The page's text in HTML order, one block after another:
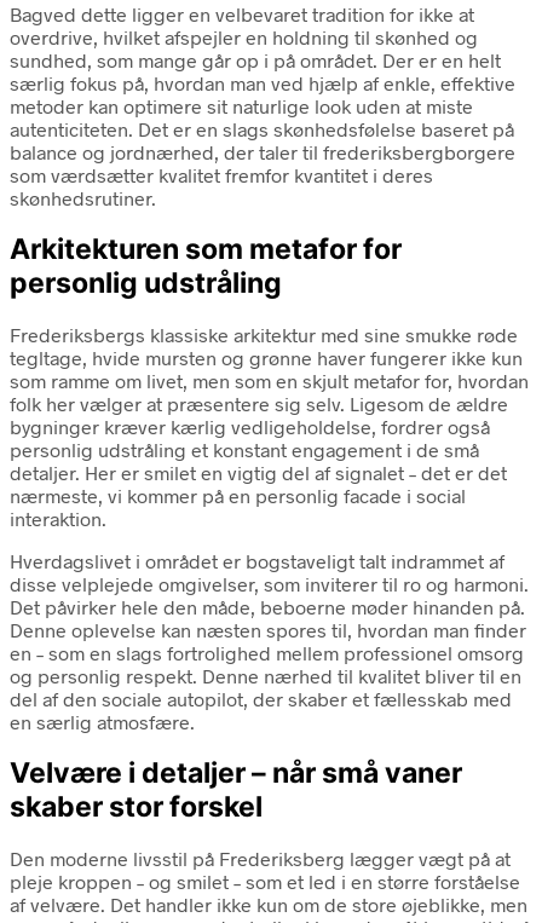
Bagved dette ligger en velbevaret tradition for ikke at
overdrive, hvilket afspejler en holdning til skønhed og
sundhed, som mange går op i på området. Der er en helt
særlig fokus på, hvordan man ved hjælp af enkle, effektive
metoder kan optimere sit naturlige look uden at miste
autenticiteten. Det er en slags skønhedsfølelse baseret på
balance og jordnærhed, der taler til frederiksbergborgere
som værdsætter kvalitet fremfor kvantitet i deres
skønhedsrutiner.
Arkitekturen som metafor for
personlig udstråling
Frederiksbergs klassiske arkitektur med sine smukke røde
tegltage, hvide mursten og grønne haver fungerer ikke kun
som ramme om livet, men som en skjult metafor for, hvordan
folk her vælger at præsentere sig selv. Ligesom de ældre
bygninger kræver kærlig vedligeholdelse, fordrer også
personlig udstråling et konstant engagement i de små
detaljer. Her er smilet en vigtig del af signalet – det er det
nærmeste, vi kommer på en personlig facade i social
interaktion.
Hverdagslivet i området er bogstaveligt talt indrammet af
disse velplejede omgivelser, som inviterer til ro og harmoni.
Det påvirker hele den måde, beboerne møder hinanden på.
Denne oplevelse kan næsten spores til, hvordan man finder
en – som en slags fortrolighed mellem professionel omsorg
og personlig respekt. Denne nærhed til kvalitet bliver til en
del af den sociale autopilot, der skaber et fællesskab med
en særlig atmosfære.
Velvære i detaljer – når små vaner
skaber stor forskel
Den moderne livsstil på Frederiksberg lægger vægt på at
pleje kroppen – og smilet – som et led i en større forståelse
af velvære. Det handler ikke kun om de store øjeblikke, men